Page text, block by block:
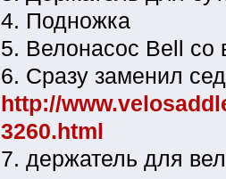
4. Подножка
5. Велонасос Bell
6. Сразу заменил
http://
3260.html
7. держатель для